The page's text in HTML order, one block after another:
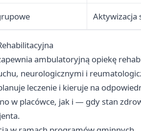
Aktywizacja
ambulatoryjną opiekę
neurologicznymi i
leczenie i kieruje na
w placówce, jak i — gdy stan